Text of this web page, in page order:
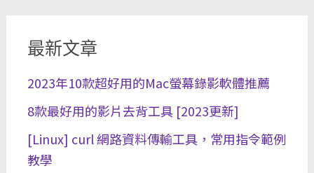
最新文章
2023年10款超好用的Mac螢幕錄影軟體推薦
8款最好用的影片去背工具 [2023更新]
[Linux] curl 網路資料傳輸工具，常用指令範例
教學